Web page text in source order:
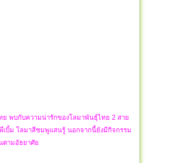
ย พบกับความน่ารักของโลมาพันธุ์ไทย 2 สาย
บิ้ม โลมาสีชมพูแสนรู้ นอกจากนี้ยังมีกิจกรรม
ตามอัธยาศัย